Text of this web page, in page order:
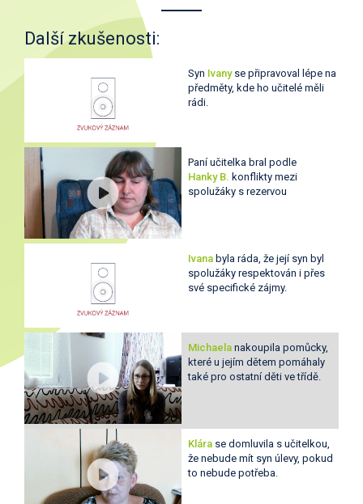
Další zkušenosti:
Syn Ivany se připravoval lépe na
předměty, kde ho učitelé měli
rádi.
Paní učitelka bral podle
Hanky B. konflikty mezi
spolužáky s rezervou
Ivana byla ráda, že její syn byl
spolužáky respektován i přes
své specifické zájmy.
Michaela nakoupila pomůcky,
které u jejím dětem pomáhaly
také pro ostatní děti ve třídě.
Klára se domluvila s učitelkou,
že nebude mít syn úlevy, pokud
to nebude potřeba.